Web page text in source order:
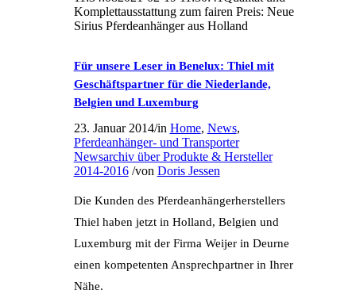
Komplettausstattung zum fairen Preis: Neue
Sirius Pferdeanhänger aus Holland
Für unsere Leser in Benelux: Thiel mit
Geschäftspartner für die Niederlande,
Belgien und Luxemburg
23. Januar 2014/in Home, News,
Pferdeanhänger- und Transporter
Newsarchiv über Produkte & Hersteller
2014-2016 /von Doris Jessen
Die Kunden des Pferdeanhängerherstellers
Thiel haben jetzt in Holland, Belgien und
Luxemburg mit der Firma Weijer in Deurne
einen kompetenten Ansprechpartner in Ihrer
Nähe.